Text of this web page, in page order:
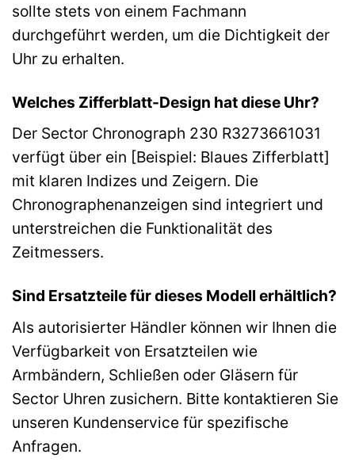
sollte stets von einem Fachmann
durchgeführt werden, um die Dichtigkeit der
Uhr zu erhalten.
Welches Zifferblatt-Design hat diese Uhr?
Der Sector Chronograph 230 R3273661031
verfügt über ein [Beispiel: Blaues Zifferblatt]
mit klaren Indizes und Zeigern. Die
Chronographenanzeigen sind integriert und
unterstreichen die Funktionalität des
Zeitmessers.
Sind Ersatzteile für dieses Modell erhältlich?
Als autorisierter Händler können wir Ihnen die
Verfügbarkeit von Ersatzteilen wie
Armbändern, Schließen oder Gläsern für
Sector Uhren zusichern. Bitte kontaktieren Sie
unseren Kundenservice für spezifische
Anfragen.